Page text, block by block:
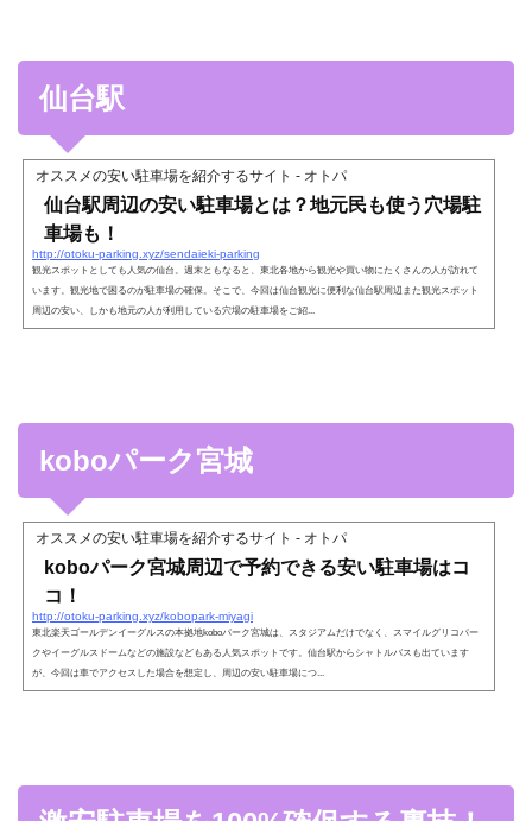
仙台駅
オススメの安い駐車場を紹介するサイト - オトパ
仙台駅周辺の安い駐車場とは？地元民も使う穴場駐
車場も！
http://otoku-parking.xyz/sendaieki-parking
観光スポットとしても人気の仙台。週末ともなると、東北各地から観光や買い物にたくさんの人が訪れて
います。観光地で困るのが駐車場の確保。そこで、今回は仙台観光に便利な仙台駅周辺また観光スポット
周辺の安い、しかも地元の人が利用している穴場の駐車場をご紹...
koboパーク宮城
オススメの安い駐車場を紹介するサイト - オトパ
koboパーク宮城周辺で予約できる安い駐車場はコ
コ！
http://otoku-parking.xyz/kobopark-miyagi
東北楽天ゴールデンイーグルスの本拠地koboパーク宮城は、スタジアムだけでなく、スマイルグリコパー
クやイーグルスドームなどの施設などもある人気スポットです。仙台駅からシャトルバスも出ています
が、今回は車でアクセスした場合を想定し、周辺の安い駐車場につ...